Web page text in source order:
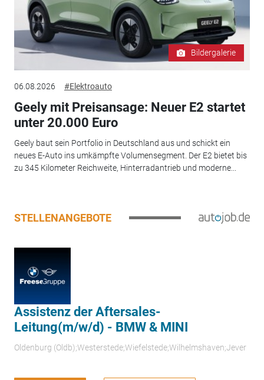
Bildergalerie
06.08.2026 #Elektroauto
Geely mit Preisansage: Neuer E2 startet
unter 20.000 Euro
Geely baut sein Portfolio in Deutschland aus und schickt ein
neues E-Auto ins umkämpfte Volumensegment. Der E2 bietet bis
zu 345 Kilometer Reichweite, Hinterradantrieb und moderne...
STELLENANGEBOTE
Assistenz der Aftersales-
Leitung(m/w/d) - BMW & MINI
Oldenburg (Oldb);Westerstede;Wiefelstede;Wilhelmshaven;Jever